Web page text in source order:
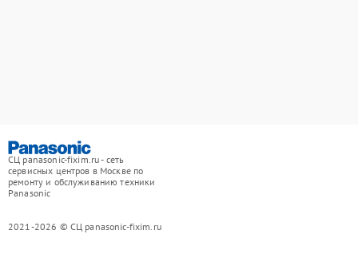
СЦ panasonic-fixim.ru - сеть
сервисных центров в Москве по
ремонту и обслуживанию техники
Panasonic
2021-2026 © СЦ panasonic-fixim.ru